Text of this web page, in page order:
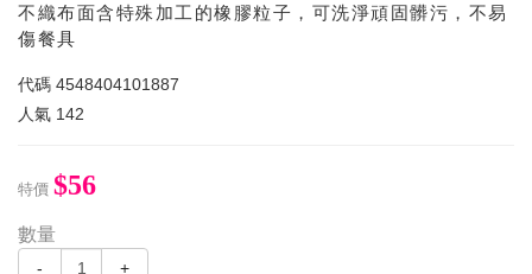
不織布面含特殊加工的橡膠粒子，可洗淨頑固髒污，不易
傷餐具
代碼 4548404101887
人氣 142
特價 $56
數量
- +